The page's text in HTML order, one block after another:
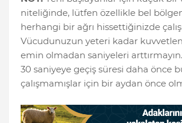
niteliğinde, lütfen özellikle bel
herhangi bir ağrı hissettiğinizde
Vücudunuzun yeteri kadar
emin olmadan saniyeleri
30 saniyeye geçiş süresi daha önce
çalışmamışlar için bir aydan önce